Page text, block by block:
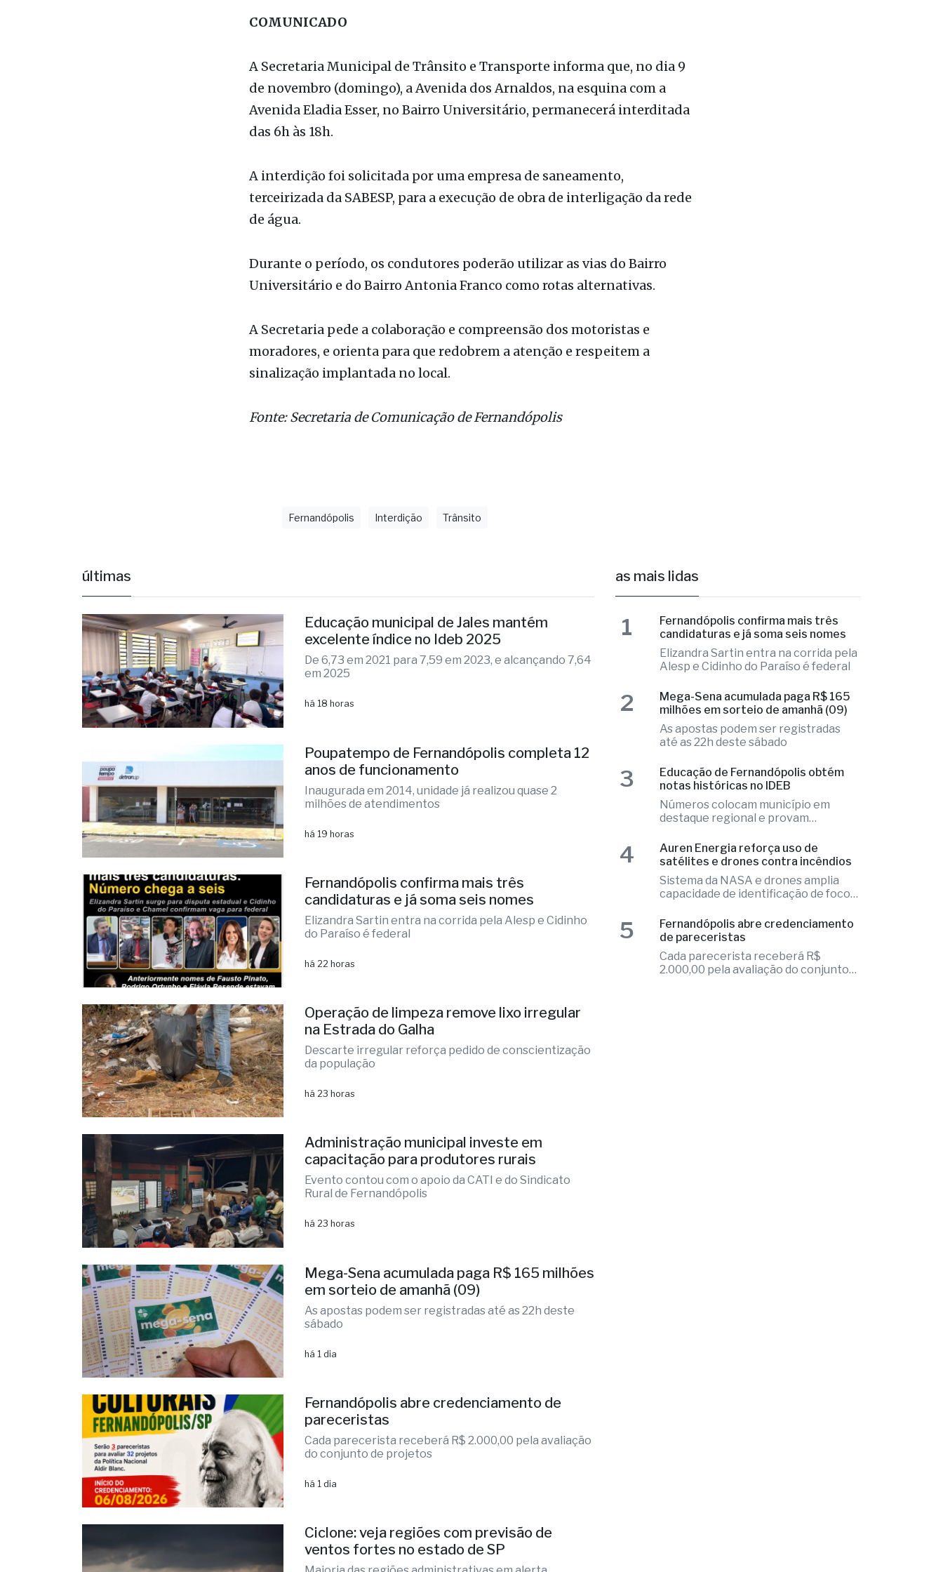
COMUNICADO
A Secretaria Municipal de Trânsito e Transporte informa que, no dia 9
de novembro (domingo), a Avenida dos Arnaldos, na esquina com a
Avenida Eladia Esser, no Bairro Universitário, permanecerá interditada
das 6h às 18h.
A interdição foi solicitada por uma empresa de saneamento,
terceirizada da SABESP, para a execução de obra de interligação da rede
de água.
Durante o período, os condutores poderão utilizar as vias do Bairro
Universitário e do Bairro Antonia Franco como rotas alternativas.
A Secretaria pede a colaboração e compreensão dos motoristas e
moradores, e orienta para que redobrem a atenção e respeitem a
sinalização implantada no local.
Fonte: Secretaria de Comunicação de Fernandópolis
Fernandópolis Interdição Trânsito
últimas
Educação municipal de Jales mantém
excelente índice no Ideb 2025
De 6,73 em 2021 para 7,59 em 2023, e alcançando 7,64
em 2025
há 18 horas
Poupatempo de Fernandópolis completa 12
anos de funcionamento
Inaugurada em 2014, unidade já realizou quase 2
milhões de atendimentos
há 19 horas
Fernandópolis confirma mais três
candidaturas e já soma seis nomes
Elizandra Sartin entra na corrida pela Alesp e Cidinho
do Paraíso é federal
há 22 horas
Operação de limpeza remove lixo irregular
na Estrada do Galha
Descarte irregular reforça pedido de conscientização
da população
há 23 horas
Administração municipal investe em
capacitação para produtores rurais
Evento contou com o apoio da CATI e do Sindicato
Rural de Fernandópolis
há 23 horas
Mega-Sena acumulada paga R$ 165 milhões
em sorteio de amanhã (09)
As apostas podem ser registradas até as 22h deste
sábado
há 1 dia
Fernandópolis abre credenciamento de
pareceristas
Cada parecerista receberá R$ 2.000,00 pela avaliação
do conjunto de projetos
há 1 dia
Ciclone: veja regiões com previsão de
ventos fortes no estado de SP
as mais lidas
Fernandópolis confirma mais três
candidaturas e já soma seis nomes
Elizandra Sartin entra na corrida pela
Alesp e Cidinho do Paraíso é federal
1
Mega-Sena acumulada paga R$ 165
milhões em sorteio de amanhã (09)
As apostas podem ser registradas
até as 22h deste sábado
2
Educação de Fernandópolis obtém
notas históricas no IDEB
Números colocam município em
destaque regional e provam
3
Auren Energia reforça uso de
satélites e drones contra incêndios
Sistema da NASA e drones amplia
capacidade de identificação de focos
4
Fernandópolis abre credenciamento
de pareceristas
Cada parecerista receberá R$
2.000,00 pela avaliação do conjunto
5